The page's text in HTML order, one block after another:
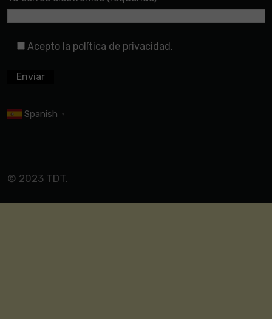
Acepto la política de privacidad.
Spanish ▼
© 2023 TDT.